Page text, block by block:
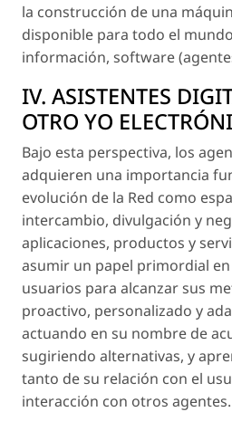
la construcción de una
disponible para todo el
información, software
IV. ASISTENTES
OTRO YO
Bajo esta perspectiva, los
adquieren una importancia
evolución de la Red como
intercambio, divulgación y
aplicaciones, productos y
asumir un papel primordial
usuarios para alcanzar sus
proactivo, personalizado y
actuando en su nombre de
sugiriendo alternativas, y
tanto de su relación con el
interacción con otros agentes.